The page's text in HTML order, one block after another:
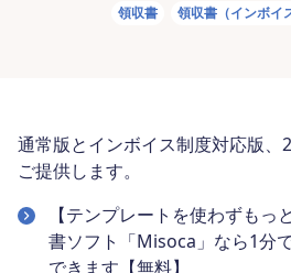
領収書 領収書（インボイ
通常版とインボイス制度対応版、
ご提供します。
【テンプレートを使わずも
書ソフト「Misoca」なら1分
できます【無料】